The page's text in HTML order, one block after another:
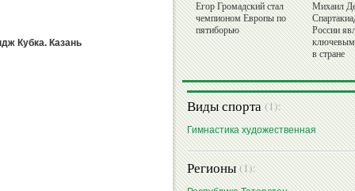
Кубка. Казань
Егор Громадский стал
чемпионом Европы по
пятиборью
Михаил
России
ключевым
в стране
Виды спорта(1):
Гимнастика художественная
Регионы(1):